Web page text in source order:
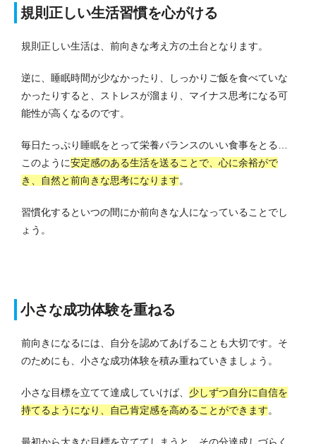
規則正しい生活習慣を心がける
規則正しい生活は、前向きな考え方の土台となります。
逆に、睡眠時間が少なかったり、しっかりご飯を食べていな
かったりすると、ストレスが溜まり、マイナス思考になる可
能性が高くなるのです。
毎日たっぷり睡眠をとって栄養バランスのいい食事をとる…
このように安定感のある生活を送ることで、心に余裕がで
き、自然と前向きな思考になります。
習慣化するといつの間にか前向きな人になっていることでし
ょう。
小さな成功体験を重ねる
前向きになるには、自分を認めてあげることも大切です。 そ
のためにも、小さな成功体験を積み重ねていきましょう。
小さな目標を立てて達成していけば、 少しずつ自分に自信を
持てるようになり、自己肯定感を高めることができます。
最初から大きな目標を立ててしまうと、その分達成しづらく